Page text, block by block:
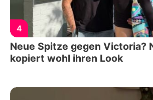
4
Neue Spitze gegen Victoria?
kopiert wohl ihren Look